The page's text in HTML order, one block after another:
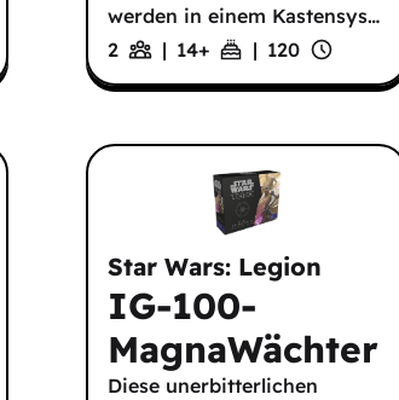
werden in einem Kastensys…
2
| 14+ | 120
Star Wars: Legion
IG-100-
MagnaWächter
Diese unerbitterlichen